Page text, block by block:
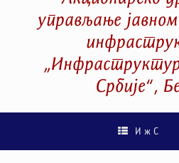
управљање
Србије“,
И ж С